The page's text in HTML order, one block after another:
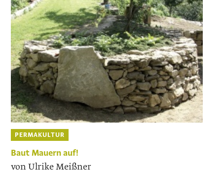
PERMAKULTUR
Baut Mauern auf!
von Ulrike Meißner